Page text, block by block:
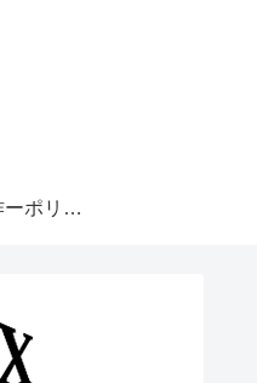
コンテンツ制作ーポリシー